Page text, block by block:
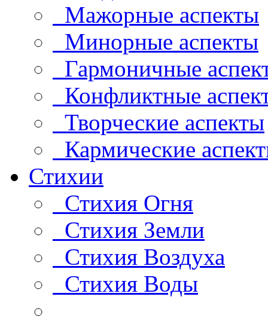
Мажорные аспекты
Минорные аспекты
Гармоничные
Конфликтные
Творческие аспекты
Кармические
Стихии
Стихия Огня
Стихия Земли
Стихия Воздуха
Стихия Воды